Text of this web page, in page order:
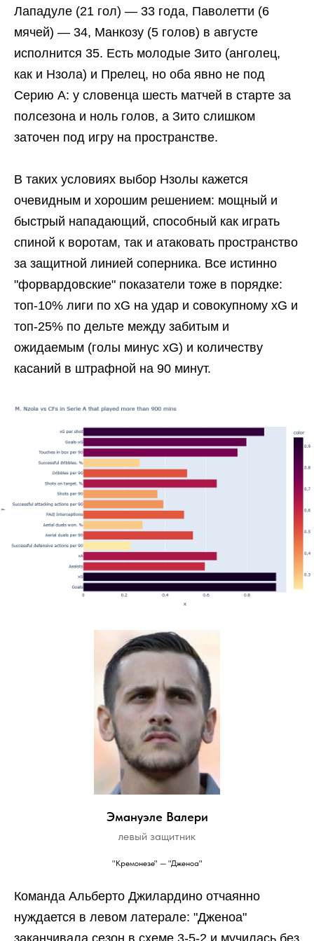
Лападуле (21 гол) — 33 года, Паволетти (6
мячей) — 34, Манкозу (5 голов) в августе
исполнится 35. Есть молодые Зито (анголец,
как и Нзола) и Прелец, но оба явно не под
Серию А: у словенца шесть матчей в старте за
полсезона и ноль голов, а Зито слишком
заточен под игру на пространстве.
В таких условиях выбор Нзолы кажется
очевидным и хорошим решением: мощный и
быстрый нападающий, способный как играть
спиной к воротам, так и атаковать пространство
за защитной линией соперника. Все истинно
"форвардовские" показатели тоже в порядке:
топ-10% лиги по xG на удар и совокупному xG и
топ-25% по дельте между забитым и
ожидаемым (голы минус xG) и количеству
касаний в штрафной на 90 минут.
Эмануэле Валери
левый защитник
"Кремонезе" — "Дженоа"
Команда Альберто Джилардино отчаянно
нуждается в левом латерале: "Дженоа"
заканчивала сезон в схеме 3-5-2 и мучилась без